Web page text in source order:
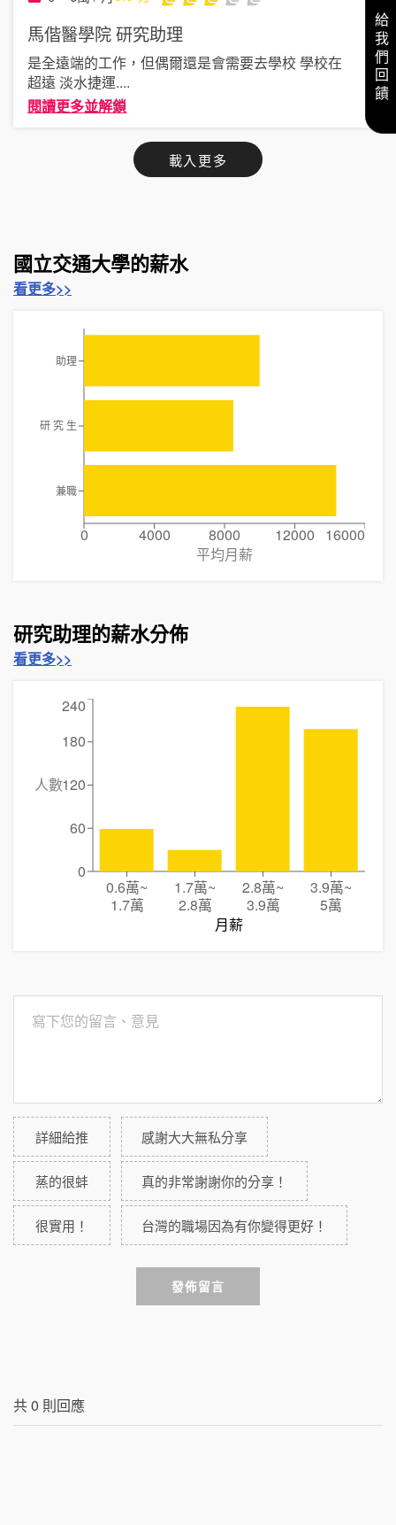
馬偕醫學院研究助理
是全遠端的工作，但偶爾還是會需要去學校 學校在
超遠 淡水捷運....
閱讀更多並解鎖
載入更多
國立交通大學的薪水
看更多>>
0 4000 8000 12000
16000
平均月薪
助理
研 究 生
兼職
研究助理的薪水分佈
看更多>>
0.6萬~
1.7萬
1.7萬~
2.8萬
2.8萬~
3.9萬
3.9萬~
5萬
月薪
0
60
120
180
240
人數
詳細給推 感謝大大無私分享
蒸的很蚌 真的非常謝謝你的分享！
很實用！ 台灣的職場因為有你變得更好！
發佈留言
共0 則回應
給我們回饋